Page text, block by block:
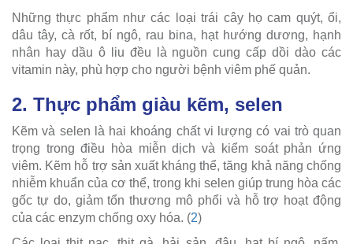
Những thực phẩm như các loại trái cây họ cam quýt, ổi,
dâu tây, cà rốt, bí ngô, rau bina, hạt hướng dương, hạnh
nhân hay dầu ô liu đều là nguồn cung cấp dồi dào các
vitamin này, phù hợp cho người bệnh viêm phế quản.
2. Thực phẩm giàu kẽm, selen
Kẽm và selen là hai khoáng chất vi lượng có vai trò quan
trọng trong điều hòa miễn dịch và kiểm soát phản ứng
viêm. Kẽm hỗ trợ sản xuất kháng thể, tăng khả năng chống
nhiễm khuẩn của cơ thể, trong khi selen giúp trung hòa các
gốc tự do, giảm tổn thương mô phổi và hỗ trợ hoạt động
của các enzym chống oxy hóa. (2)